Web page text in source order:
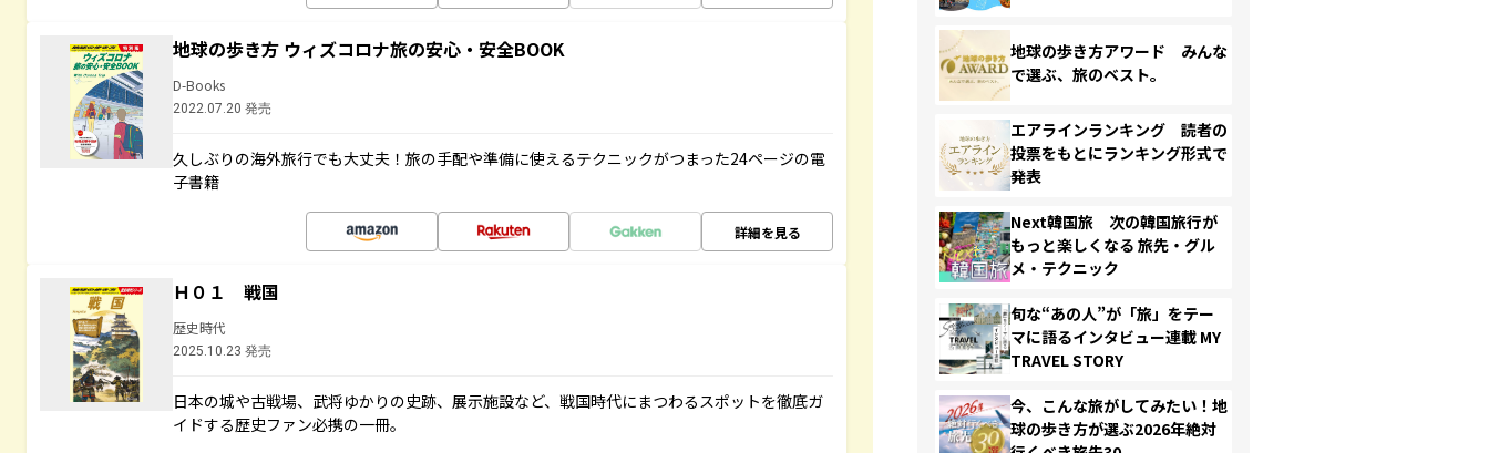
地球の歩き方 ウィズコロナ旅の安心・安全BOOK
D-Books
2022.07.20 発売
久しぶりの海外旅行でも大丈夫！旅の手配や準備に使えるテクニックがつまった24ページの電
子書籍
詳細を見る
Ｈ０１ 戦国
歴史時代
2025.10.23 発売
日本の城や古戦場、武将ゆかりの史跡、展示施設など、戦国時代にまつわるスポットを徹底ガ
イドする歴史ファン必携の一冊。
地球の歩き方アワード みんな
で選ぶ、旅のベスト。
エアラインランキング 読者の
投票をもとにランキング形式で
発表
Next韓国旅 次の韓国旅行が
もっと楽しくなる 旅先・グル
メ・テクニック
旬な“あの人”が「旅」をテー
マに語るインタビュー連載 MY
TRAVEL STORY
今、こんな旅がしてみたい！地
球の歩き方が選ぶ2026年絶対